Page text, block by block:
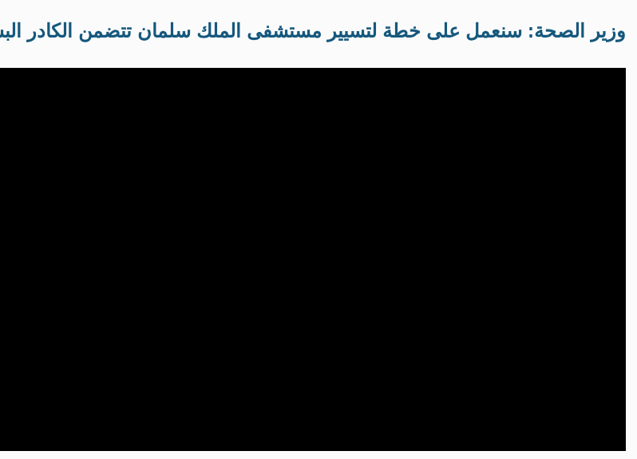
وزير الصحة: سنعمل على خطة لتسيير مستشفى الملك سلمان تتضمن الكادر